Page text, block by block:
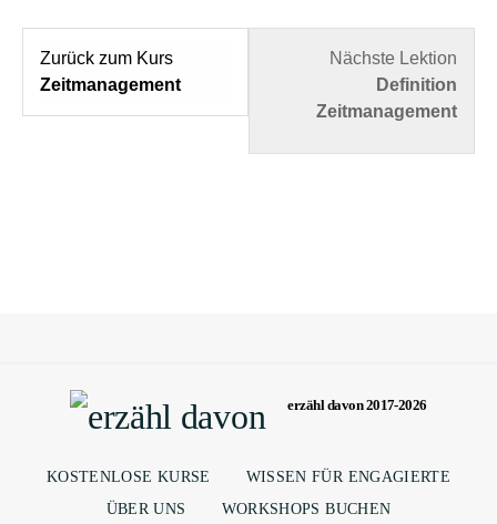
Zurück zum Kurs
Zeitmanagement
Nächste Lektion
Definition
Zeitmanagement
erzähl davon 2017-2026
KOSTENLOSE KURSE
WISSEN FÜR ENGAGIERTE
ÜBER UNS
WORKSHOPS BUCHEN